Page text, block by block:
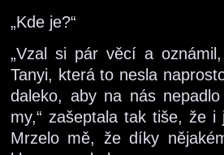
„Kde je?“
„Vzal si pár věcí a
Tanyi, která to nesla
daleko, aby na nás
my,“ zašeptala tak tiše, že
Mrzelo mě, že díky